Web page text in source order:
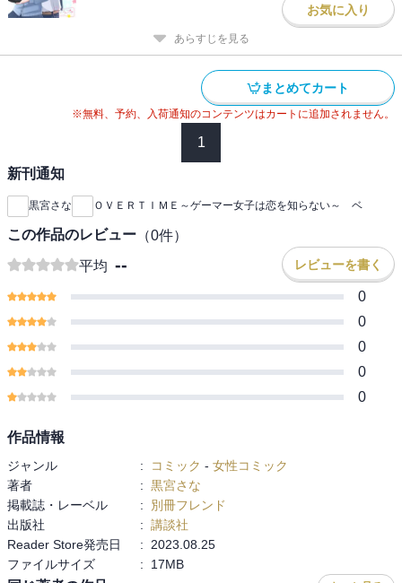
お気に入り
あらすじを見る
まとめてカート
※無料、予約、入荷通知のコンテンツはカートに追加されません。
1
新刊通知
黒宮さな ＯＶＥＲＴＩＭＥ～ゲーマー女子は恋を知らない～ ベ
この作品のレビュー （0件）
平均 -- レビューを書く
0
0
0
0
0
作品情報
ジャンル : コミック - 女性コミック
著者
: 黒宮さな
掲載誌・レーベル
:
別冊フレンド
出版社
: 講談社
Reader Store発売日
:
2023.08.25
ファイルサイズ
: 17MB